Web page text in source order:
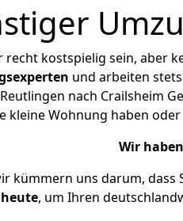
kostspielig sein, aber
und arbeiten
nach Crailsheim
kleine Wohnung haben
Wir
kümmern uns darum,
heute, um Ihren